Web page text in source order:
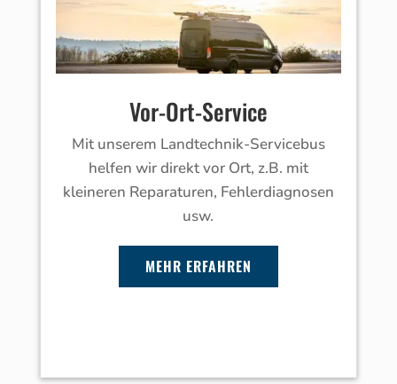
Vor-Ort-Service
Mit unserem Landtechnik-Servicebus
helfen wir direkt vor Ort, z.B. mit
kleineren Reparaturen, Fehlerdiagnosen
usw.
MEHR ERFAHREN